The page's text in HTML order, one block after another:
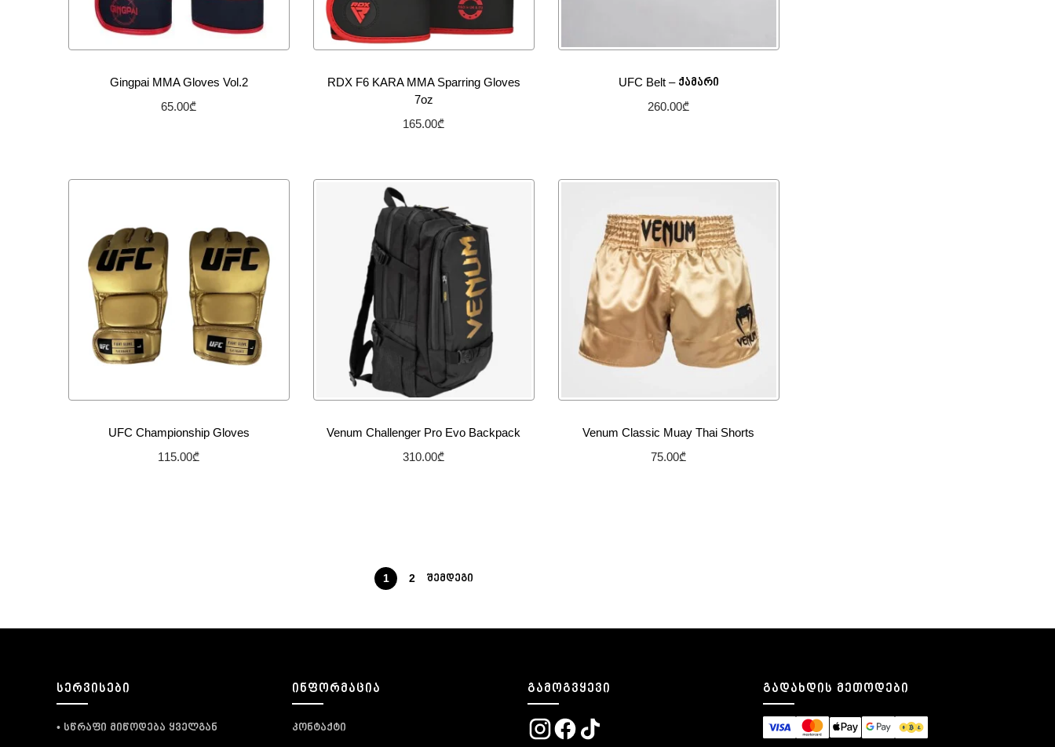
Gingpai MMA Gloves Vol.2
65.00₾
RDX F6 KARA MMA Sparring Gloves
7oz
165.00₾
სურვილების სიაში დამატება
UFC Belt – ქამარი
260.00₾
UFC Championship Gloves
115.00₾
Venum Challenger Pro Evo Backpack
310.00₾
Venum Classic Muay Thai Shorts
75.00₾
1 2 ᲨᲔᲛᲓᲔᲒᲘ
ᲡᲔᲠᲕᲘᲡᲔᲑᲘ
• სწრაფი მიწოდება ყველგან
ᲘᲜᲤᲝᲠᲛᲐᲪᲘᲐ
კონტაქტი
ᲒᲐᲛᲝᲒᲕᲧᲔᲕᲘ ᲒᲐᲓᲐᲮᲓᲘᲡ ᲛᲔᲗᲝᲓᲔᲑᲘ